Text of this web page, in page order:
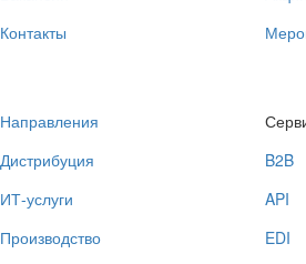
Контакты
Направления
Дистрибуция
ИТ-услуги
Производство
B2B
API
EDI